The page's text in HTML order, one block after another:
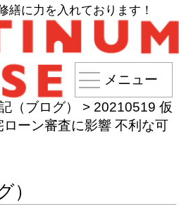
繕に力を入れております！
メニュー
（ブログ） > 20210519 仮
ーン審査に影響 不利な可
）